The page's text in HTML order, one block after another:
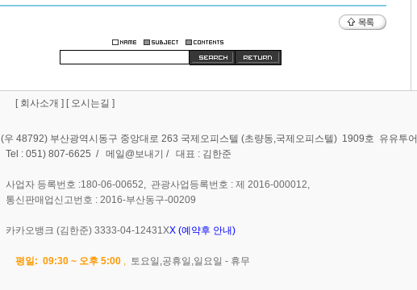
[ 회사소개 ] [ 오시는길 ]
(우 48792) 부산광역시동구 중앙대로 263 국제오피스텔 (초량동,국제오피스텔) 1909호 유유투어
Tel : 051) 807-6625 / 메일@보내기 / 대표 : 김한준
사업자 등록번호 :180-06-00652, 관광사업등록번호 : 제 2016-000012,
통신판매업신고번호 : 2016-부산동구-00209
카카오뱅크 (김한준) 3333-04-12431XX (예약후 안내)
평일: 09:30 ~ 오후 5:00 , 토요일 ,공휴일,일요일 - 휴무